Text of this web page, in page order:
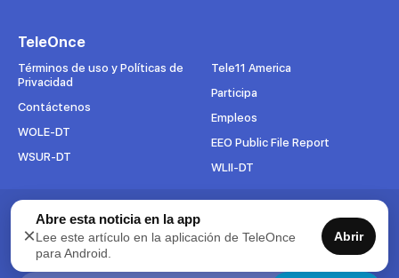
pestañapestañapestañapestaña
TeleOnce
Términos de uso y Políticas de
Privacidad
Contáctenos
WOLE-DT
WSUR-DT
Tele11 America
Participa
Empleos
EEO Public File Report
WLII-DT
Suscríbete al boletín
Para mantenerse al tanto de todo lo que pasa en TeleOnce,
suscríbase ahora a nuestros boletines.
×
Abre esta noticia en la app
Lee este artículo en la aplicación de TeleOnce
para Android.
Abrir